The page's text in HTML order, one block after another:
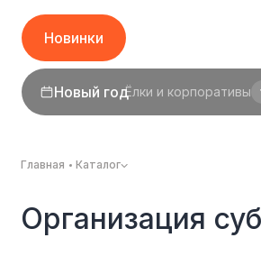
Новинки
Новый годЁлки и корпоративы
Главная Каталог
Организация